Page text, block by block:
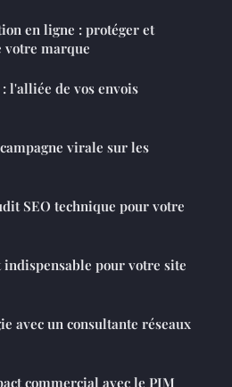
en ligne : protéger et
marque
l'alliée de vos envois
virale sur les
SEO technique pour votre
indispensable pour votre site
avec un consultante réseaux
commercial avec le PIM